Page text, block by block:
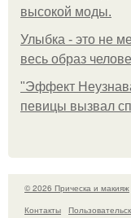
высокой моды.
Улыбка - это не
весь образ
"Эффект
певицы вызвал
© 2026 Прическа и макияж
Контакты